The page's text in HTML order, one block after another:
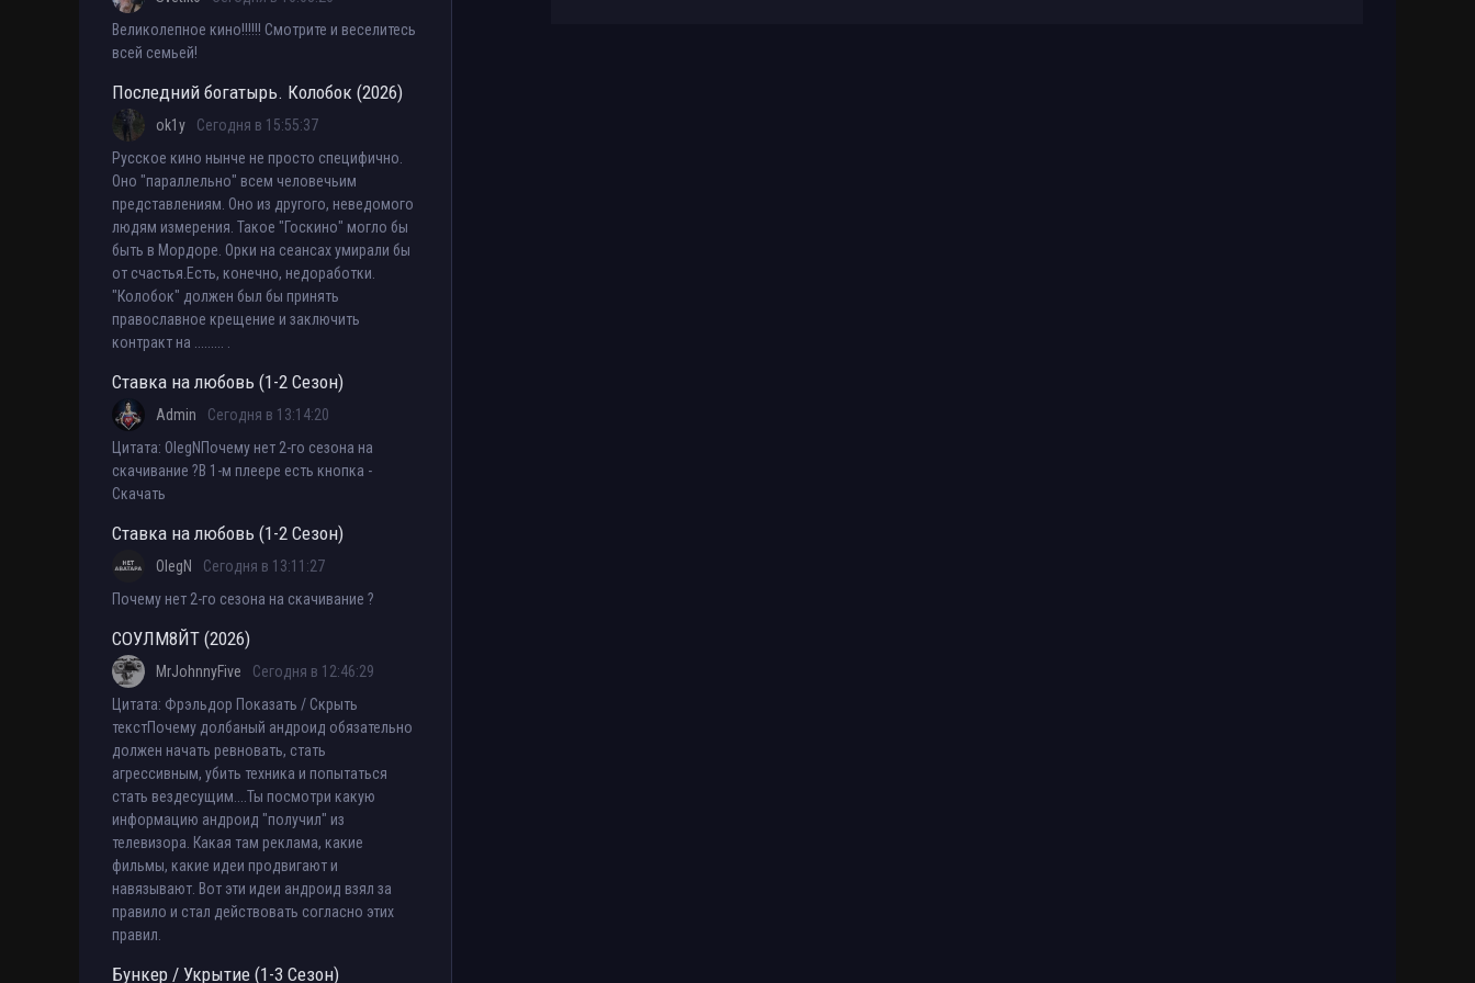
Великолепное кино!!!!!! Смотрите и веселитесь
всей семьей!
Последний богатырь. Колобок (2026)
ok1y
Сегодня в 15:55:37
Русское кино нынче не просто специфично.
Оно "параллельно" всем человечьим
представлениям. Оно из другого, неведомого
людям измерения. Такое "Госкино" могло бы
быть в Мордоре. Орки на сеансах умирали бы
от счастья.Есть, конечно, недоработки.
"Колобок" должен был бы принять
православное крещение и заключить
контракт на ......... .
Ставка на любовь (1-2 Сезон)
Admin
Сегодня в 13:14:20
Цитата: OlegNПочему нет 2-го сезона на
скачивание ?В 1-м плеере есть кнопка -
Скачать
Ставка на любовь (1-2 Сезон)
OlegN
Сегодня в 13:11:27
Почему нет 2-го сезона на скачивание ?
СОУЛМ8ЙТ (2026)
MrJohnnyFive
Сегодня в 12:46:29
Цитата: Фрэльдор Показать / Скрыть
текстПочему долбаный андроид обязательно
должен начать ревновать, стать
агрессивным, убить техника и попытаться
стать вездесущим....Ты посмотри какую
информацию андроид "получил" из
телевизора. Какая там реклама, какие
фильмы, какие идеи продвигают и
навязывают. Вот эти идеи андроид взял за
правило и стал действовать согласно этих
правил.
Бункер / Укрытие (1-3 Сезон)